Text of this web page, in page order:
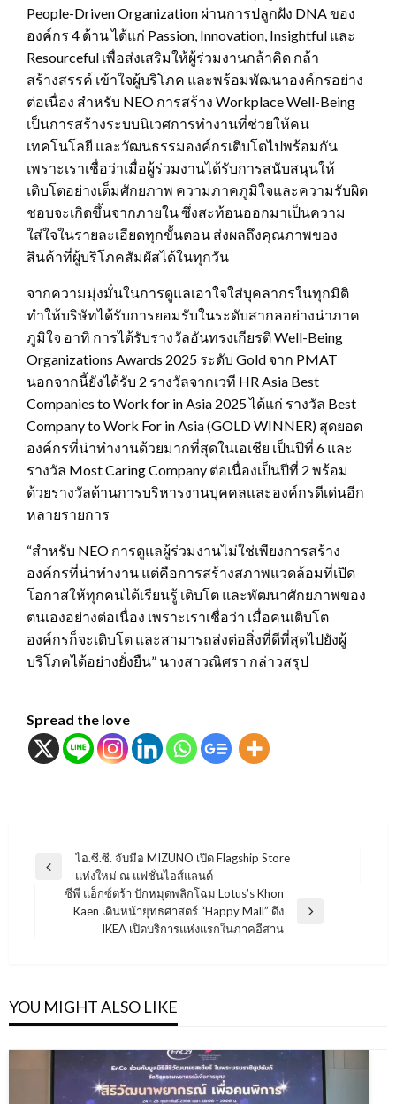
People-Driven Organization ผ่านการปลูกฝัง DNA ของ
องค์กร 4 ด้าน ได้แก่ Passion, Innovation, Insightful และ
Resourceful เพื่อส่งเสริมให้ผู้ร่วมงานกล้าคิด กล้า
สร้างสรรค์ เข้าใจผู้บริโภค และพร้อมพัฒนาองค์กรอย่าง
ต่อเนื่อง สำหรับ NEO การสร้าง Workplace Well-Being
เป็นการสร้างระบบนิเวศการทำงานที่ช่วยให้คน
เทคโนโลยี และวัฒนธรรมองค์กรเติบโตไปพร้อมกัน
เพราะเราเชื่อว่าเมื่อผู้ร่วมงานได้รับการสนับสนุนให้
เติบโตอย่างเต็มศักยภาพ ความภาคภูมิใจและความรับผิด
ชอบจะเกิดขึ้นจากภายใน ซึ่งสะท้อนออกมาเป็นความ
ใส่ใจในรายละเอียดทุกขั้นตอน ส่งผลถึงคุณภาพของ
สินค้าที่ผู้บริโภคสัมผัสได้ในทุกวัน
จากความมุ่งมั่นในการดูแลเอาใจใส่บุคลากรในทุกมิติ
ทำให้บริษัทได้รับการยอมรับในระดับสากลอย่างน่าภาค
ภูมิใจ อาทิ การได้รับรางวัลอันทรงเกียรติ Well-Being
Organizations Awards 2025 ระดับ Gold จาก PMAT
นอกจากนี้ยังได้รับ 2 รางวัลจากเวที HR Asia Best
Companies to Work for in Asia 2025 ได้แก่ รางวัล Best
Company to Work For in Asia (GOLD WINNER) สุดยอด
องค์กรที่น่าทำงานด้วยมากที่สุดในเอเชีย เป็นปีที่ 6 และ
รางวัล Most Caring Company ต่อเนื่องเป็นปีที่ 2 พร้อม
ด้วยรางวัลด้านการบริหารงานบุคคลและองค์กรดีเด่นอีก
หลายรายการ
“สำหรับ NEO การดูแลผู้ร่วมงานไม่ใช่เพียงการสร้าง
องค์กรที่น่าทำงาน แต่คือการสร้างสภาพแวดล้อมที่เปิด
โอกาสให้ทุกคนได้เรียนรู้ เติบโต และพัฒนาศักยภาพของ
ตนเองอย่างต่อเนื่อง เพราะเราเชื่อว่า เมื่อคนเติบโต
องค์กรก็จะเติบโต และสามารถส่งต่อสิ่งที่ดีที่สุดไปยังผู้
บริโภคได้อย่างยั่งยืน” นางสาวณิศรา กล่าวสรุป
Spread the love
แนะแนว
เรื่อง
Previous
ไอ.ซี.ซี. จับมือ MIZUNO เปิด Flagship Store
แห่งใหม่ ณ แฟชั่นไอส์แลนด์
Next
ซีพี แอ็กซ์ตร้า ปักหมุดพลิกโฉม Lotus’s Khon
Kaen เดินหน้ายุทธศาสตร์ “Happy Mall” ดึง
IKEA เปิดบริการแห่งแรกในภาคอีสาน
YOU MIGHT ALSO LIKE